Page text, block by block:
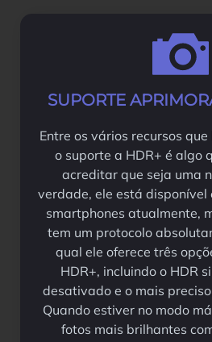
SUPORTE
Entre os vários recursos
o suporte a HDR+ é algo
acreditar que seja uma
verdade, ele está disponível
smartphones atualmente,
tem um protocolo
qual ele oferece três
HDR+, incluindo o HDR
desativado e o mais
Quando estiver no modo
fotos mais brilhantes